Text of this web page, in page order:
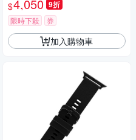
貼膜(不含手錶)
$4,050 9折
限時下殺 券
加入購物車